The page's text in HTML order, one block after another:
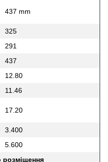
437 mm
325
291
437
12.80
11.46
17.20
3.400
5.600
розміщення